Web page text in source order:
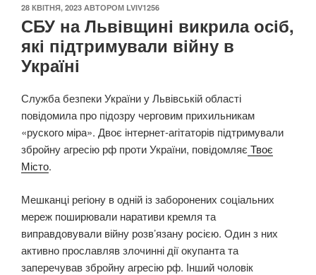
ОПУБЛІКОВАНО
28 КВІТНЯ, 2023 АВТОРОМ LVIV1256
СБУ на Львівщині викрила осіб,
які підтримували війну в
Україні
Служба безпеки України у Львівській області
повідомила про підозру черговим прихильникам
«руского міра». Двоє інтернет-агітаторів підтримували
збройну агресію рф проти України, повідомляє Твоє
Місто.
Мешканці регіону в одній із заборонених соціальних
мереж поширювали наративи кремля та
виправдовували війну розв’язану росією. Один з них
активно прославляв злочинні дії окупанта та
заперечував збройну агресію рф. Інший чоловік